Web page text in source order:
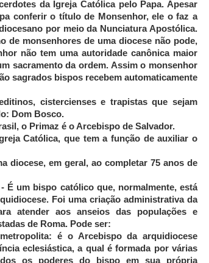
da Igreja Católica pelo Papa. Apesar
conferir o título de Monsenhor, ele o faz a
por meio da Nunciatura Apostólica.
de monsenhores de uma diocese não pode,
não tem uma autoridade canônica maior
sacramento da ordem. Assim o monsenhor
sagrados bispos recebem automaticamente
cistercienses e trapistas que sejam
Dom Bosco.
o Primaz é o Arcebispo de Salvador.
Católica, que tem a função de auxiliar o
diocese, em geral, ao completar 75 anos de
É um bispo católico que, normalmente, está
Foi uma criação administrativa da
atender aos anseios das populações e
de Roma. Pode ser:
é o Arcebispo da arquidiocese
eclesiástica, a qual é formada por várias
os poderes do bispo em sua própria